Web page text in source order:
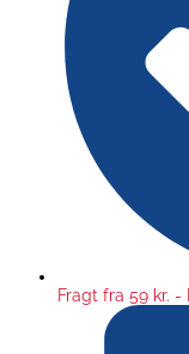
Fragt fra 59 kr. -